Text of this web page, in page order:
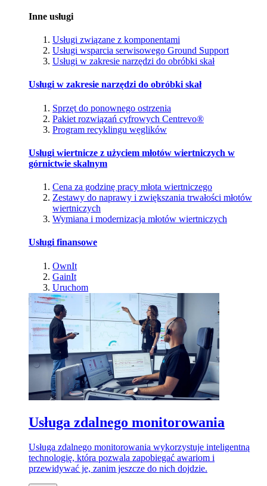
Inne usługi
Usługi związane z komponentami
Usługi wsparcia serwisowego Ground Support
Usługi w zakresie narzędzi do obróbki skał
Usługi w zakresie narzędzi do obróbki skał
Sprzęt do ponownego ostrzenia
Pakiet rozwiązań cyfrowych Centrevo®
Program recyklingu węglików
Usługi wiertnicze z użyciem młotów wiertniczych w
górnictwie skalnym
Cena za godzinę pracy młota wiertniczego
Zestawy do naprawy i zwiększania trwałości młotów
wiertniczych
Wymiana i modernizacja młotów wiertniczych
Usługi finansowe
OwnIt
GainIt
Uruchom
Usługa zdalnego monitorowania
Usługa zdalnego monitorowania wykorzystuje inteligentną
technologię, która pozwala zapobiegać awariom i
przewidywać je, zanim jeszcze do nich dojdzie.